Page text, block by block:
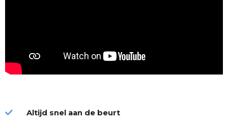
Altijd snel aan de beurt